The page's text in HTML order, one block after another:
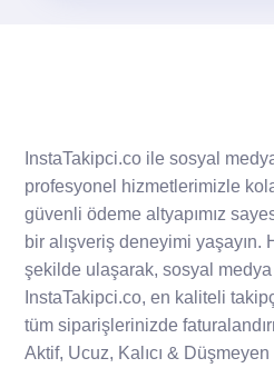
InstaTakipci.co ile sosyal
profesyonel hizmetlerimizle
güvenli ödeme altyapımız
bir alışveriş deneyimi yaşayın.
şekilde ulaşarak, sosyal medya
InstaTakipci.co, en kaliteli
tüm siparişlerinizde
Aktif, Ucuz, Kalıcı &